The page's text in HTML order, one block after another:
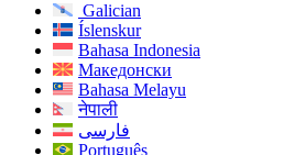
Galician
Íslenskur
Bahasa Indonesia
Македонски
Bahasa Melayu
नेपाली
فارسی
Português